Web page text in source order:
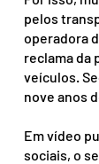
pelos
operadora
reclama da
veículos.
nove anos
Em vídeo
sociais, o